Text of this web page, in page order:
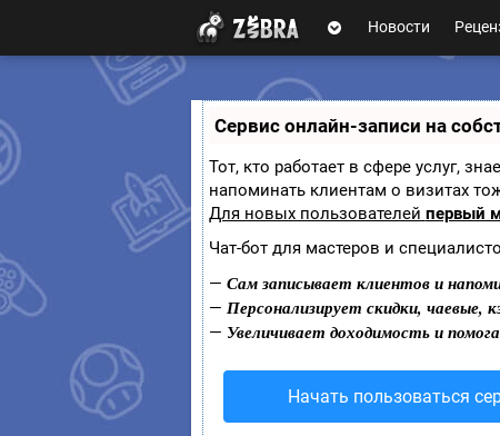
Zobra.ru -
сообщество - все
о играх
ф
ор
м
Новости
Сервис онлайн-записи на
Тот, кто работает в сфере услуг,
напоминать клиентам о визитах
Для новых пользователей первый
Чат-бот для мастеров и
— Сам записывает клиентов и
— Персонализирует скидки, чаевые,
— Увеличивает доходимость и
Начать пользоваться